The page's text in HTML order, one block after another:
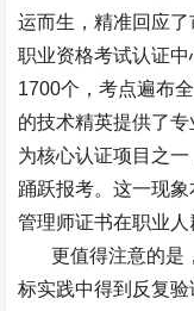
运而生，精准回应
职业资格考试认证
1700个，考点遍布
的技术精英提供了
为核心认证项目之
踊跃报考。这一现
管理师证书在职业人
更值得注意的是
标实践中得到反复